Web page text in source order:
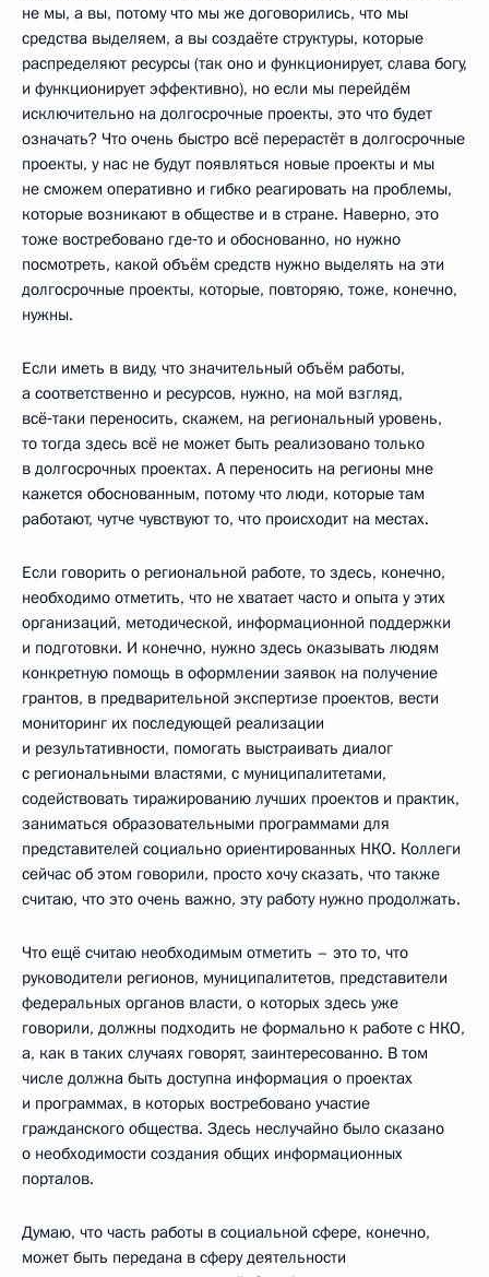
не мы, а вы, потому что мы же договорились, что мы
средства выделяем, а вы создаёте структуры, которые
распределяют ресурсы (так оно и функционирует, слава богу,
и функционирует эффективно), но если мы перейдём
исключительно на долгосрочные проекты, это что будет
означать? Что очень быстро всё перерастёт в долгосрочные
проекты, у нас не будут появляться новые проекты и мы
не сможем оперативно и гибко реагировать на проблемы,
которые возникают в обществе и в стране. Наверно, это
тоже востребовано где‑то и обоснованно, но нужно
посмотреть, какой объём средств нужно выделять на эти
долгосрочные проекты, которые, повторяю, тоже, конечно,
нужны.
Если иметь в виду, что значительный объём работы,
а соответственно и ресурсов, нужно, на мой взгляд,
всё‑таки переносить, скажем, на региональный уровень,
то тогда здесь всё не может быть реализовано только
в долгосрочных проектах. А переносить на регионы мне
кажется обоснованным, потому что люди, которые там
работают, чутче чувствуют то, что происходит на местах.
Если говорить о региональной работе, то здесь, конечно,
необходимо отметить, что не хватает часто и опыта у этих
организаций, методической, информационной поддержки
и подготовки. И конечно, нужно здесь оказывать людям
конкретную помощь в оформлении заявок на получение
грантов, в предварительной экспертизе проектов, вести
мониторинг их последующей реализации
и результативности, помогать выстраивать диалог
с региональными властями, с муниципалитетами,
содействовать тиражированию лучших проектов и практик,
заниматься образовательными программами для
представителей социально ориентированных НКО. Коллеги
сейчас об этом говорили, просто хочу сказать, что также
считаю, что это очень важно, эту работу нужно продолжать.
Что ещё считаю необходимым отметить – это то, что
руководители регионов, муниципалитетов, представители
федеральных органов власти, о которых здесь уже
говорили, должны подходить не формально к работе с НКО,
а, как в таких случаях говорят, заинтересованно. В том
числе должна быть доступна информация о проектах
и программах, в которых востребовано участие
гражданского общества. Здесь неслучайно было сказано
о необходимости создания общих информационных
порталов.
Думаю, что часть работы в социальной сфере, конечно,
может быть передана в сферу деятельности